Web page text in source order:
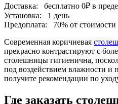
Доставка:
бесплатно 0₽ в
Установка:
1 день
Предоплата:
70% от стоимости
Современная коричневая
прекрасно контрастируют с
столешницы гигиенична,
под воздействием влажности и
получите рекомендации по
Где заказать